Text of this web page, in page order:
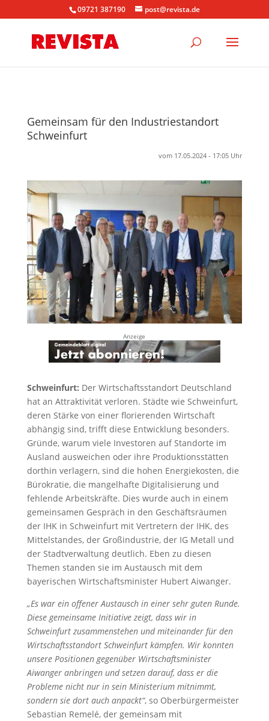
09721 387190 post@revista.de
Gemeinsam für den Industriestandort
Schweinfurt
vom 17.05.2024 - 17:05 Uhr
Anzeige
Schweinfurt: Der Wirtschaftsstandort Deutschland
hat an Attraktivität verloren. Städte wie Schweinfurt,
deren Stärke von einer florierenden Wirtschaft
abhängig sind, trifft diese Entwicklung besonders.
Gründe, warum viele Investoren auf Standorte im
Ausland ausweichen oder ihre Produktionsstätten
dorthin verlagern, sind die hohen Energiekosten, die
Bürokratie, die mangelhafte Digitalisierung und
fehlende Arbeitskräfte. Dies wurde auch in einem
gemeinsamen Gespräch in den Geschäftsräumen
der IHK in Schweinfurt mit Vertretern der IHK, des
Mittelstandes, der Großindustrie, der IG Metall und
der Stadtverwaltung deutlich. Eben zu diesen
Themen standen sie im Austausch mit dem
bayerischen Wirtschaftsminister Hubert Aiwanger.
„Es war ein offener Austausch in einer sehr guten Runde.
Diese gemeinsame Initiative zeigt, dass wir in
Schweinfurt zusammenstehen und miteinander für den
Wirtschaftsstandort Schweinfurt kämpfen. Wir konnten
unsere Positionen gegenüber Wirtschaftsminister
Aiwanger anbringen und setzen darauf, dass er die
Probleme nicht nur in sein Ministerium mitnimmt,
sondern sie dort auch anpackt“, so Oberbürgermeister
Sebastian Remelé, der gemeinsam mit